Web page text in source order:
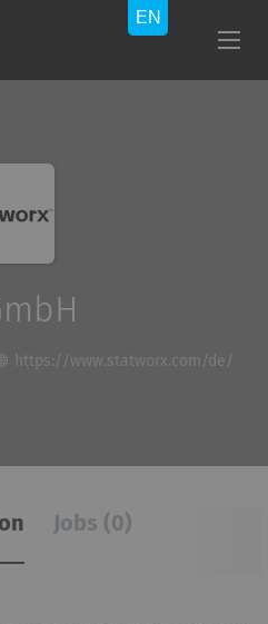
https://www.statworx.com/de/
Jobs (0)